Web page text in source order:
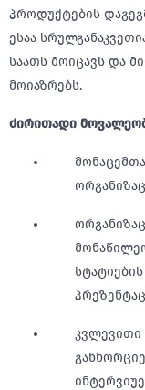
პროდუქტების
ესაა
საათს მოიცავს და
მოიაზრებს.
ძირითადი
კვლევითი